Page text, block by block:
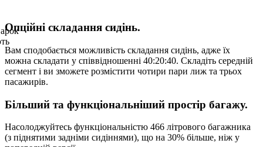
Опційні складання сидінь.
Вам сподобається можливість складання сидінь, адже їх
можна складати у співвідношенні 40:20:40. Складіть середній
сегмент і ви зможете розмістити чотири пари лиж та трьох
пасажирів.
Більший та функціональніший простір багажу.
Насолоджуйтесь функціональністю 466 літрового багажника
(з піднятими задніми сидіннями), що на 30% більше, ніж у